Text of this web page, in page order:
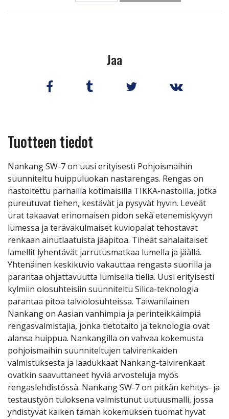
Jaa
Tuotteen tiedot
Nankang SW-7 on uusi erityisesti Pohjoismaihin
suunniteltu huippuluokan nastarengas. Rengas on
nastoitettu parhailla kotimaisilla TIKKA-nastoilla, jotka
pureutuvat tiehen, kestävät ja pysyvät hyvin. Leveät
urat takaavat erinomaisen pidon sekä etenemiskyvyn
lumessa ja teräväkulmaiset kuviopalat tehostavat
renkaan ainutlaatuista jääpitoa. Tiheät sahalaitaiset
lamellit lyhentävät jarrutusmatkaa lumella ja jäällä.
Yhtenäinen keskikuvio vakauttaa rengasta suorilla ja
parantaa ohjattavuutta lumisella tiellä. Uusi erityisesti
kylmiin olosuhteisiin suunniteltu Silica-teknologia
parantaa pitoa talviolosuhteissa. Taiwanilainen
Nankang on Aasian vanhimpia ja perinteikkäimpiä
rengasvalmistajia, jonka tietotaito ja teknologia ovat
alansa huippua. Nankangilla on vahvaa kokemusta
pohjoismaihin suunniteltujen talvirenkaiden
valmistuksesta ja laadukkaat Nankang-talvirenkaat
ovatkin saavuttaneet hyviä arvosteluja myös
rengaslehdistössä. Nankang SW-7 on pitkän kehitys- ja
testaustyön tuloksena valmistunut uutuusmalli, jossa
yhdistyvät kaiken tämän kokemuksen tuomat hyvät